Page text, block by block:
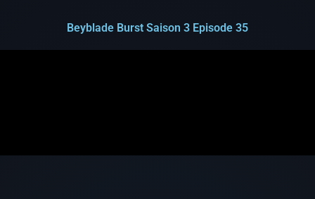
Beyblade Burst Saison 3 Episode 35